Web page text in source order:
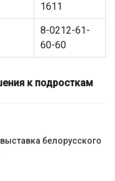
1611
8-0212-61-
60-60
к подросткам
белорусского